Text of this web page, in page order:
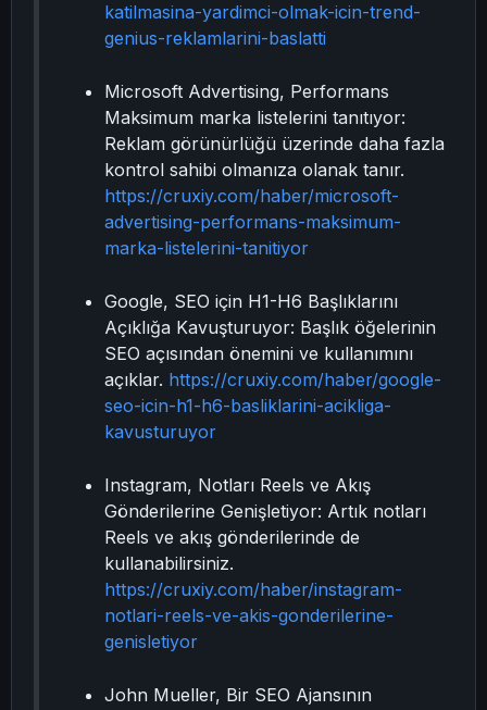
katilmasina-yardimci-olmak-icin-trend-
genius-reklamlarini-baslatti
Microsoft Advertising, Performans
Maksimum marka listelerini tanıtıyor:
Reklam görünürlüğü üzerinde daha fazla
kontrol sahibi olmanıza olanak tanır.
https://cruxiy.com/haber/microsoft-
advertising-performans-maksimum-
marka-listelerini-tanitiyor
Google, SEO için H1-H6 Başlıklarını
Açıklığa Kavuşturuyor: Başlık öğelerinin
SEO açısından önemini ve kullanımını
açıklar. https://cruxiy.com/haber/google-
seo-icin-h1-h6-basliklarini-acikliga-
kavusturuyor
Instagram, Notları Reels ve Akış
Gönderilerine Genişletiyor: Artık notları
Reels ve akış gönderilerinde de
kullanabilirsiniz.
https://cruxiy.com/haber/instagram-
notlari-reels-ve-akis-gonderilerine-
genisletiyor
John Mueller, Bir SEO Ajansının